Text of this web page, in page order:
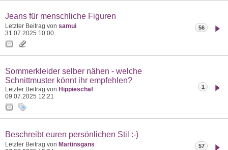
Jeans für menschliche Figuren
Letzter Beitrag von samui
31.07.2025 10:00
56
Sommerkleider selber nähen - welche
Schnittmuster könnt ihr empfehlen?
Letzter Beitrag von Hippieschaf
09.07.2025 12:21
1
Beschreibt euren persönlichen Stil :-)
Letzter Beitrag von Martinsgans
57